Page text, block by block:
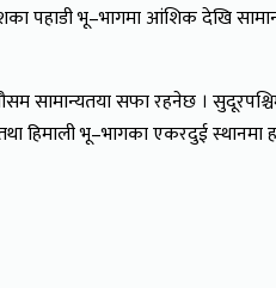
पहाडी भू–भागमा आंशिक देखि
सफा रहनेछ ।
हिमाली भू–भागका एकरदुई स्थानमा